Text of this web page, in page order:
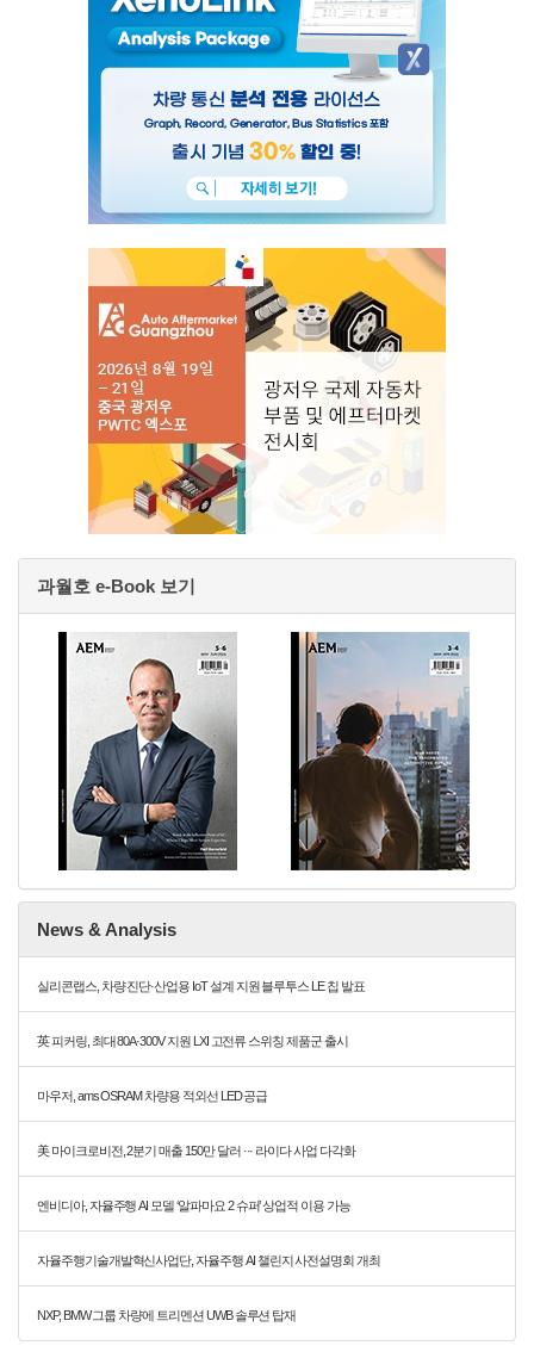
과월호 e-Book 보기
News & Analysis
실리콘랩스, 차량 진단·산업용 IoT 설계 지원 블루투스 LE 칩 발표
英 피커링, 최대 80A·300V 지원 LXI 고전류 스위칭 제품군 출시
마우저, ams OSRAM 차량용 적외선 LED 공급
美 마이크로비전, 2분기 매출 150만 달러 ··· 라이다 사업 다각화
엔비디아, 자율주행 AI 모델 ‘알파마요 2 슈퍼’ 상업적 이용 가능
자율주행기술개발혁신사업단, 자율주행 AI 챌린지 사전설명회 개최
NXP, BMW 그룹 차량에 트리멘션 UWB 솔루션 탑재